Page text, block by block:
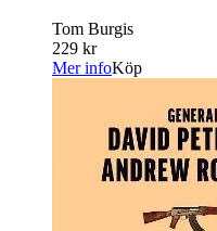
Tom Burgis
229 kr
Mer infoKöp